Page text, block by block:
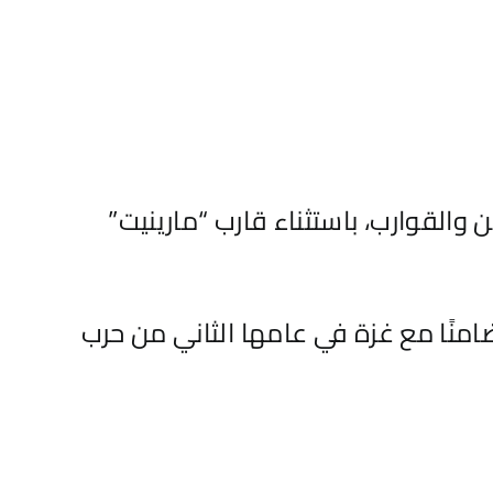
بعد اعتراض السفن والقوارب، باستثناء قارب “مارينيت”
مع غزة في عامها الثاني من حرب